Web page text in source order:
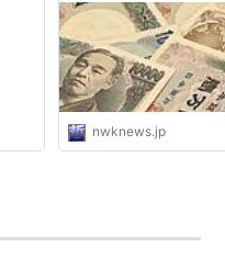
nwknews.jp